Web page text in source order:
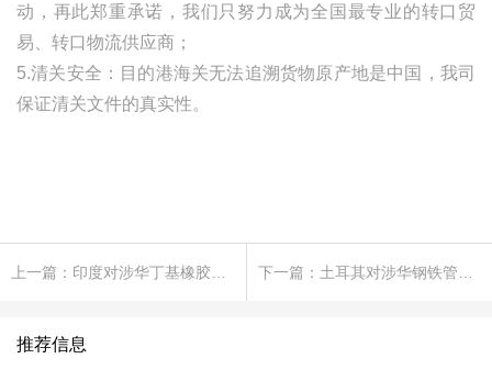
动，再此郑重承诺，我们只努力成为全国最专业的转口贸
易、转口物流供应商；
5.清关安全：目的港海关无法追溯货物原产地是中国，我司
保证清关文件的真实性。
推荐信息